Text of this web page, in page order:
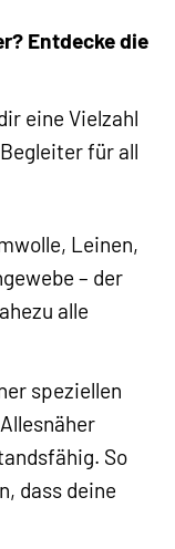
Entdecke die
eine Vielzahl
für all
Leinen,
– der
alle
speziellen
So
dass deine